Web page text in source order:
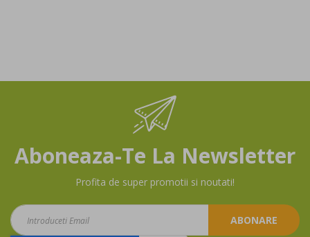
Aboneaza-Te La Newsletter
Profita de super promotii si noutati!
Aboneaza-
te
ABONARE